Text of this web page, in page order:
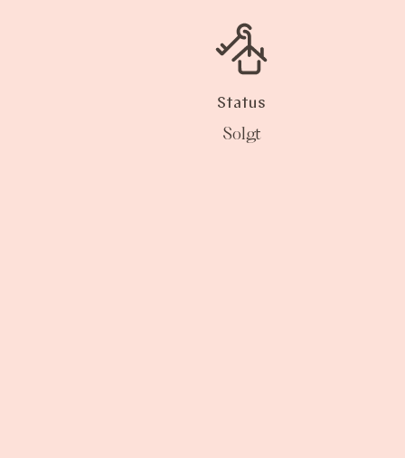
Status
Solgt